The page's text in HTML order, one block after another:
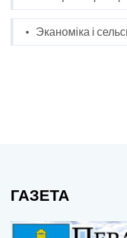
Эканоміка і
ГАЗЕТА